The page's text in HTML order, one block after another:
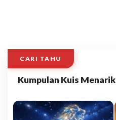
CARI TAHU
Kumpulan Kuis Menarik